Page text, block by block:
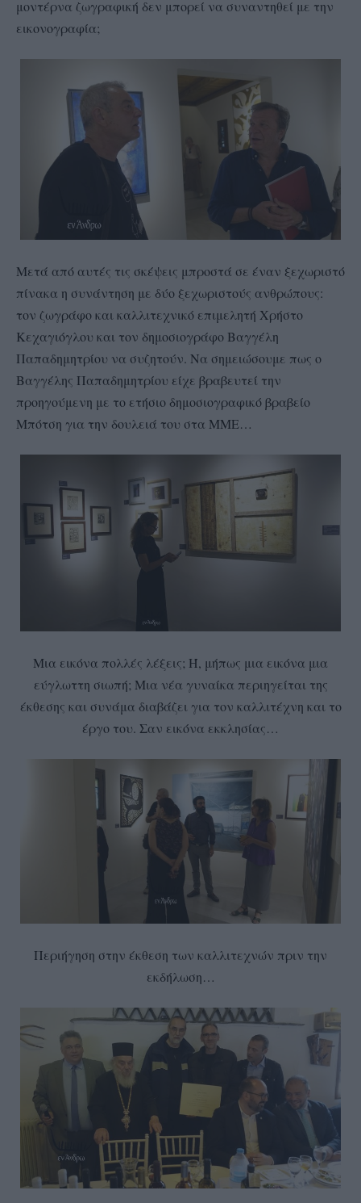
μοντέρνα ζωγραφική δεν μπορεί να συναντηθεί με την
εικονογραφία;
Μετά από αυτές τις σκέψεις μπροστά σε έναν ξεχωριστό
πίνακα η συνάντηση με δύο ξεχωριστούς ανθρώπους:
τον ζωγράφο και καλλιτεχνικό επιμελητή Χρήστο
Κεχαγιόγλου και τον δημοσιογράφο Βαγγέλη
Παπαδημητρίου να συζητούν. Να σημειώσουμε πως ο
Βαγγέλης Παπαδημητρίου είχε βραβευτεί την
προηγούμενη με το ετήσιο δημοσιογραφικό βραβείο
Μπότση για την δουλειά του στα ΜΜΕ…
Μια εικόνα πολλές λέξεις; Ή, μήπως μια εικόνα μια
εύγλωττη σιωπή; Μια νέα γυναίκα περιηγείται της
έκθεσης και συνάμα διαβάζει για τον καλλιτέχνη και το
έργο του. Σαν εικόνα εκκλησίας…
Περιήγηση στην έκθεση των καλλιτεχνών πριν την
εκδήλωση…